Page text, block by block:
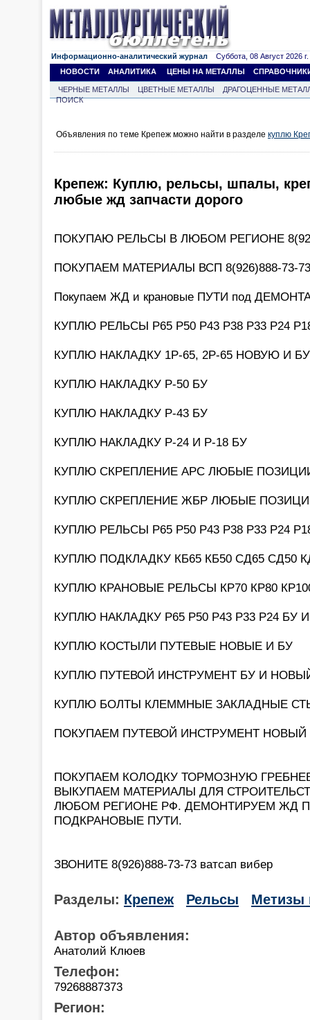
Информационно-аналитический журнал Суббота, 08 Август 2026 г.
НОВОСТИ
АНАЛИТИКА ЦЕНЫ НА МЕТАЛЛЫ
ЧЕРНЫЕ МЕТАЛЛЫ ЦВЕТНЫЕ МЕТАЛЛЫ
ДРАГОЦЕННЫЕ
ПОИСК
Объявления по теме Крепеж можно найти в разделе куплю
Крепеж: Куплю, рельсы, шпалы,
любые жд запчасти дорого
ПОКУПАЮ РЕЛЬСЫ В ЛЮБОМ РЕГИОНЕ
ПОКУПАЕМ МАТЕРИАЛЫ ВСП 8(926)888-73-
Покупаем ЖД и крановые ПУТИ под
КУПЛЮ РЕЛЬСЫ Р65 Р50 Р43 Р38 Р33 Р24
КУПЛЮ НАКЛАДКУ 1Р-65, 2Р-65 НОВУЮ И БУ
КУПЛЮ НАКЛАДКУ Р-50 БУ
КУПЛЮ НАКЛАДКУ Р-43 БУ
КУПЛЮ НАКЛАДКУ Р-24 И Р-18 БУ
КУПЛЮ СКРЕПЛЕНИЕ АРС ЛЮБЫЕ
КУПЛЮ СКРЕПЛЕНИЕ ЖБР ЛЮБЫЕ
КУПЛЮ РЕЛЬСЫ Р65 Р50 Р43 Р38 Р33 Р24
КУПЛЮ ПОДКЛАДКУ КБ65 КБ50 СД65 СД50
КУПЛЮ КРАНОВЫЕ РЕЛЬСЫ КР70 КР80
КУПЛЮ НАКЛАДКУ Р65 Р50 Р43 Р33 Р24 БУ
КУПЛЮ КОСТЫЛИ ПУТЕВЫЕ НОВЫЕ И БУ
КУПЛЮ ПУТЕВОЙ ИНСТРУМЕНТ БУ И
КУПЛЮ БОЛТЫ КЛЕММНЫЕ ЗАКЛАДНЫЕ
ПОКУПАЕМ ПУТЕВОЙ ИНСТРУМЕНТ НОВЫЙ
ПОКУПАЕМ КОЛОДКУ ТОРМОЗНУЮ
ВЫКУПАЕМ МАТЕРИАЛЫ ДЛЯ
ЛЮБОМ РЕГИОНЕ РФ. ДЕМОНТИРУЕМ ЖД
ПОДКРАНОВЫЕ ПУТИ.
ЗВОНИТЕ 8(926)888-73-73 ватсап вибер
Разделы: Крепеж Рельсы Метизы
Автор объявления:
Анатолий Клюев
Телефон:
79268887373
Регион: